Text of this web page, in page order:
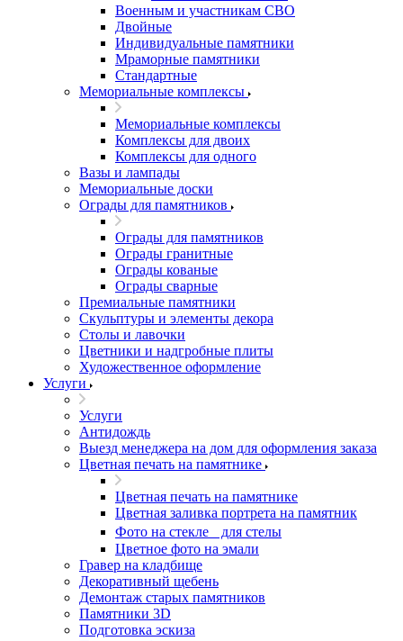
Военным и участникам СВО
Двойные
Индивидуальные памятники
Мраморные памятники
Стандартные
Мемориальные комплексы
Мемориальные комплексы
Комплексы для двоих
Комплексы для одного
Вазы и лампады
Мемориальные доски
Ограды для памятников
Ограды для памятников
Ограды гранитные
Ограды кованые
Ограды сварные
Премиальные памятники
Скульптуры и элементы декора
Столы и лавочки
Цветники и надгробные плиты
Художественное оформление
Услуги
Услуги
Антидождь
Выезд менеджера на дом для оформления заказа
Цветная печать на памятнике
Цветная печать на памятнике
Цветная заливка портрета на памятник
Фото на стекле для стелы
Цветное фото на эмали
Гравер на кладбище
Декоративный щебень
Демонтаж старых памятников
Памятники 3D
Подготовка эскиза